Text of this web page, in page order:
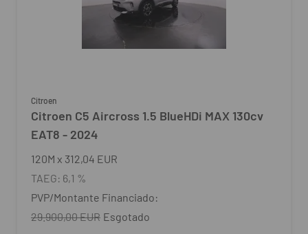
Citroen
Citroen C5 Aircross 1.5 BlueHDi MAX 130cv
EAT8 - 2024
120M x 312,04 EUR
TAEG: 6,1 %
PVP/Montante Financiado:
29.900,00 EUR Esgotado